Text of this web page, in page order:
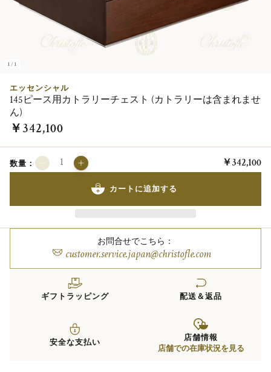
1/1
エッセンシャル
145ピース用カトラリーチェスト (カトラリーは含まれませ
ん)
￥342,100
数量： ￥342,100
カートに追加する
お問合せでこちら：
customer.service.japan@christofle.com
ギフトラッピング 配送＆返品
安全な支払い 店舗情報
店舗での在庫状況を見る